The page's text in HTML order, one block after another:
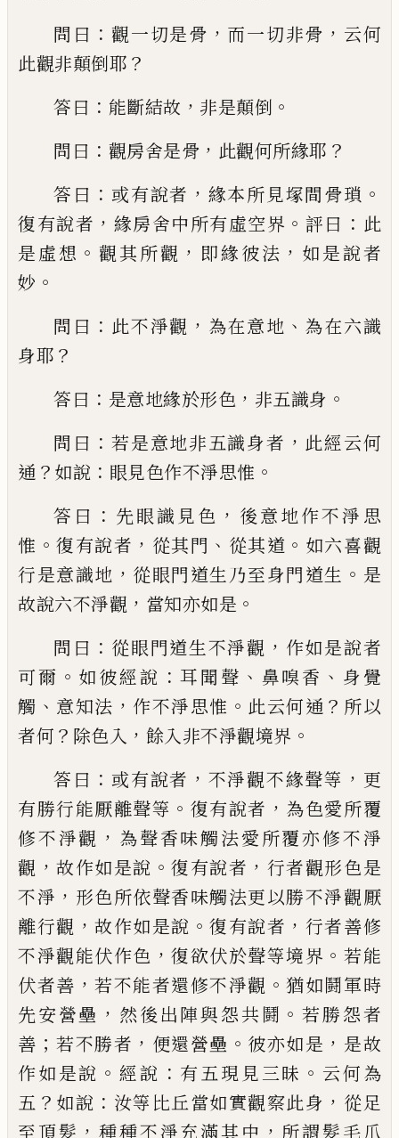
問曰 ：觀一切是骨 ， 而一切非骨 ， 云何
此觀非顛倒耶 ？
答曰 ： 能斷結故 ， 非是顛倒 。
問曰 ： 觀房舍是骨 ， 此觀何所緣耶 ？
答曰 ： 或有說者 ， 緣本所見塚間骨瑣 。
復有說者 ， 緣房舍中所有虛空界 。 評曰 ： 此
是虛想 。觀其所觀 ， 即緣彼法 ， 如是說者
妙 。
問曰 ： 此不淨觀 ， 為在意地 、 為在六識
身耶 ？
答曰 ： 是意地緣於形色 ， 非五識身 。
問曰 ：若是意地非五識身者 ， 此經云何
通 ？ 如說 ： 眼見色作不淨思惟 。
答曰 ： 先眼識見色 ， 後意地作不淨 思
惟 。復有說者 ， 從其門 、 從其道 。 如六喜觀
行是意識地 ， 從眼門道生乃至身門道生 。 是
故說六不淨觀 ， 當知亦如是 。
問曰 ： 從眼門道生不淨觀 ， 作如是說者
可爾 。 如彼經說 ：耳聞聲 、 鼻嗅香 、 身覺
觸 、 意知法 ， 作不淨思惟 。 此云何通 ？ 所以
者何 ？ 除色入 ， 餘入非不淨觀境界 。
答 曰 ： 或有說者 ， 不淨觀不緣聲等 ， 更
有勝行能厭離聲等 。 復有說者 ， 為色愛所覆
修不淨觀 ， 為聲香味觸法愛所覆亦修不淨
觀 ，故作如是說 。復有說者 ， 行者觀形色是
不淨 ， 形色所依聲香味觸法更以勝不淨觀厭
離行觀 ，故作如是說 。復有說者 ， 行者善修
不淨觀能伏作色 ，復欲伏於聲等境界 。 若能
伏者善 ，若不能者還修不淨觀 。猶如鬪軍時
先安營壘 ， 然後出陣與怨共鬪 。若勝怨者
善 ； 若不勝者 ， 便還營壘 。 彼亦如是 ， 是故
作如是說 。 經說 ： 有五現見三昧 。 云何為
五 ？ 如說 ： 汝等比丘當如實觀察此身 ， 從足
至頂髮 ，種種不淨充滿其中 ， 所謂髮毛爪